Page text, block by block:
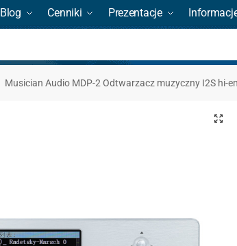
Blog Cenniki Prezentacje
Musician Audio MDP-2 Odtwarzacz muzyczny I2S hi-